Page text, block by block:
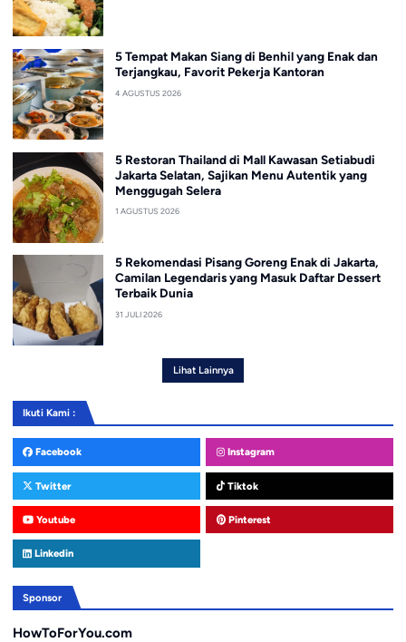
5 Tempat Makan Siang di Benhil yang Enak dan
Terjangkau, Favorit Pekerja Kantoran
4 AGUSTUS 2026
5 Restoran Thailand di Mall Kawasan Setiabudi
Jakarta Selatan, Sajikan Menu Autentik yang
Menggugah Selera
1 AGUSTUS 2026
5 Rekomendasi Pisang Goreng Enak di Jakarta,
Camilan Legendaris yang Masuk Daftar Dessert
Terbaik Dunia
31 JULI 2026
Lihat Lainnya
Ikuti Kami :
Facebook Instagram
Twitter Tiktok
Youtube Pinterest
Linkedin
Sponsor
HowToForYou.com